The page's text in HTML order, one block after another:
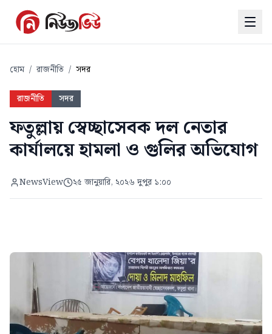
হোম / রাজনীতি / সদর
রাজনীতি সদর
ফতুল্লায় স্বেচ্ছাসেবক দল নেতার
কার্যালয়ে হামলা ও গুলির অভিযোগ
NewsView ২৫ জানুয়ারি, ২০২৬ দুপুর ১:০০